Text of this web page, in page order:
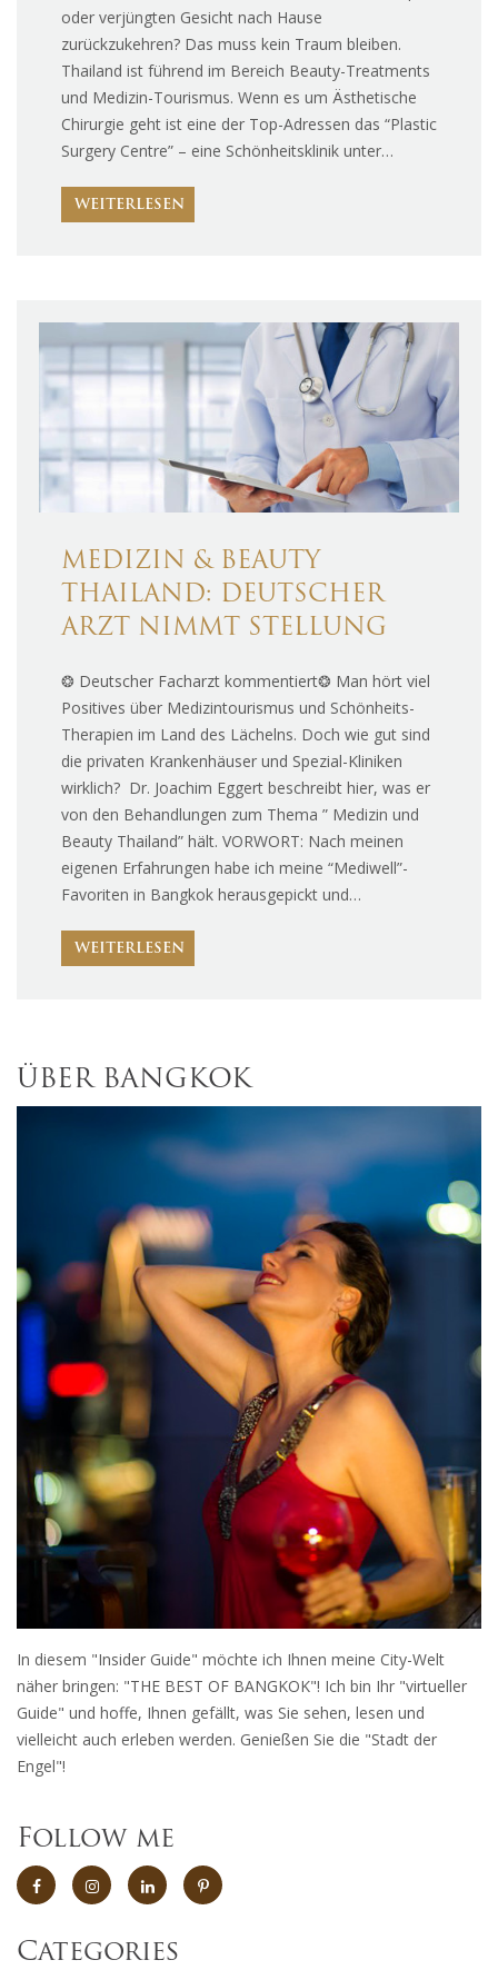
oder verjüngten Gesicht nach Hause
zurückzukehren? Das muss kein Traum bleiben.
Thailand ist führend im Bereich Beauty-Treatments
und Medizin-Tourismus. Wenn es um Ästhetische
Chirurgie geht ist eine der Top-Adressen das “Plastic
Surgery Centre” – eine Schönheitsklinik unter…
WEITERLESEN
MEDIZIN & BEAUTY
THAILAND: DEUTSCHER
ARZT NIMMT STELLUNG
❂ Deutscher Facharzt kommentiert❂ Man hört viel
Positives über Medizintourismus und Schönheits-
Therapien im Land des Lächelns. Doch wie gut sind
die privaten Krankenhäuser und Spezial-Kliniken
wirklich? Dr. Joachim Eggert beschreibt hier, was er
von den Behandlungen zum Thema ” Medizin und
Beauty Thailand” hält. VORWORT: Nach meinen
eigenen Erfahrungen habe ich meine “Mediwell”-
Favoriten in Bangkok herausgepickt und…
WEITERLESEN
ÜBER BANGKOK
In diesem "Insider Guide" möchte ich Ihnen meine City-Welt
näher bringen: "THE BEST OF BANGKOK"! Ich bin Ihr "virtueller
Guide" und hoffe, Ihnen gefällt, was Sie sehen, lesen und
vielleicht auch erleben werden. Genießen Sie die "Stadt der
Engel"!
Follow me
Categories